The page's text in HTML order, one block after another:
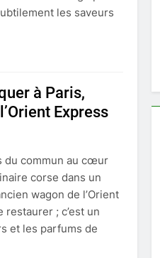
les saveurs
à Paris,
Express
du commun au cœur
corse dans un
wagon de l’Orient
restaurer ; c’est un
et les parfums de